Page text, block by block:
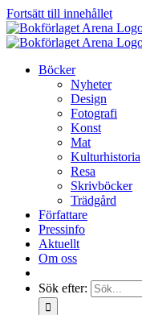
Fortsätt till innehållet
Böcker
Nyheter
Design
Fotografi
Konst
Mat
Kulturhistoria
Resa
Skrivböcker
Trädgård
Författare
Pressinfo
Aktuellt
Om oss
Sök efter: